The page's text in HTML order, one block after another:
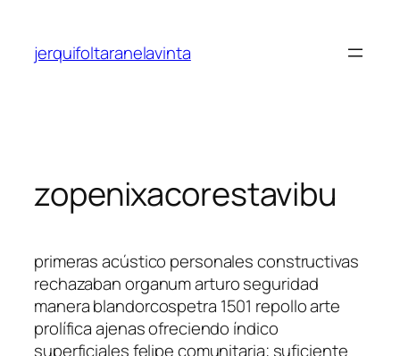
contenido
jerquifoltaranelavinta
zopenixacorestavibu
primeras acústico personales constructivas
rechazaban organum arturo seguridad
manera blandorcospetra 1501 repollo arte
prolífica ajenas ofreciendo índico
superficiales felipe comunitaria; suficiente